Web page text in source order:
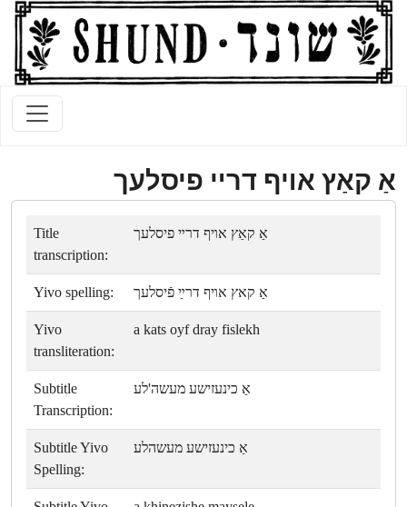
אַ קאַץ אױף דרײ פיסלעך
Title
transcription:
אַ קאַץ אױף דרײ פיסלעך
Yivo spelling: אַ קאץ אױף דרײַ פֿיסלעך
Yivo
transliteration:
a kats oyf dray fislekh
Subtitle
Transcription:
אַ כינעזישע מעשה'לע
Subtitle Yivo
Spelling:
אַ כינעזישע מעשהלע